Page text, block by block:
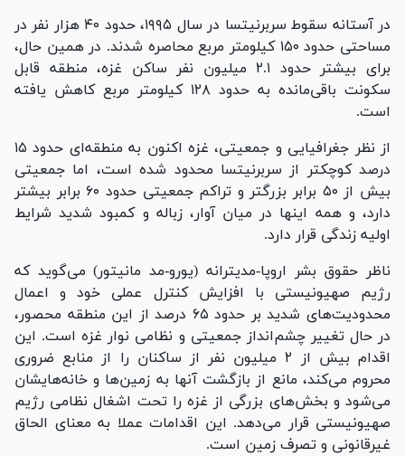
در آستانه سقوط سربرنیتسا در سال ۱۹۹۵، حدود ۴۰ هزار نفر در
مساحتی حدود ۱۵۰ کیلومتر مربع محاصره شدند. در همین حال،
برای بیشتر حدود ۲.۱ میلیون نفر ساکن غزه، منطقه قابل
سکونت باقی‌مانده به حدود ۱۲۸ کیلومتر مربع کاهش یافته
است.
از نظر جغرافیایی و جمعیتی، غزه اکنون به منطقه‌ای حدود ۱۵
درصد کوچکتر از سربرنیتسا محدود شده است، اما جمعیتی
بیش از ۵۰ برابر بزرگتر و تراکم جمعیتی حدود ۶۰ برابر بیشتر
دارد، و همه اینها در میان آوار، زباله و کمبود شدید شرایط
اولیه زندگی قرار دارد.
ناظر حقوق بشر اروپا-مدیترانه (یورو-مد مانیتور) می‌گوید که
رژیم صهیونیستی با افزایش کنترل عملی خود و اعمال
محدودیت‌های شدید بر حدود ۶۵ درصد از این منطقه محصور،
در حال تغییر چشم‌انداز جمعیتی و نظامی نوار غزه است. این
اقدام بیش از ۲ میلیون نفر از ساکنان را از منابع ضروری
محروم می‌کند، مانع از بازگشت آنها به زمین‌ها و خانه‌هایشان
می‌شود و بخش‌های بزرگی از غزه را تحت اشغال نظامی رژیم
صهیونیستی قرار می‌دهد. این اقدامات عملا به معنای الحاق
غیرقانونی و تصرف زمین است.